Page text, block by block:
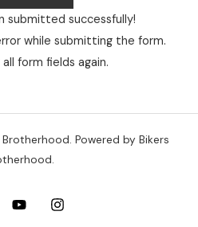
submitted successfully!
while submitting the form.
form fields again.
Powered by Bikers